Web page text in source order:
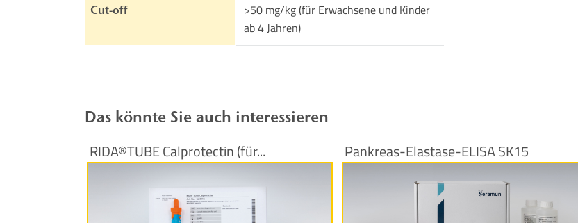
Cut-off
>50 mg/kg (für Erwachsene und Kinder
ab 4 Jahren)
Das könnte Sie auch interessieren
RIDA®TUBE Calprotectin (für... Pankreas-Elastase-ELISA SK15